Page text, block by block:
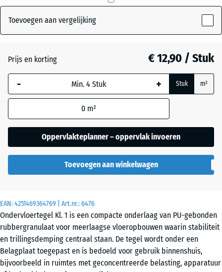
EAN:4251469364769 | Art.nr.:6476
Ondervloertegel Kl. 1 is een compacte onderlaag van PU-gebonden
rubbergranulaat voor meerlaagse vloeropbouwen waarin stabiliteit
en trillingsdemping centraal staan. De tegel wordt onder een
Belagplaat toegepast en is bedoeld voor gebruik binnenshuis,
bijvoorbeeld in ruimtes met geconcentreerde belasting, apparatuur
x
520
De geselecteerde,
blauw omlijnde
afmeting wordt
behoefteberekening
(tenzij anders
aangegeven in de
productgegevens).
52
52
x
2,8
cm
Toevoegen aan vergelijking
Prijs en korting € 12,90 / Stuk
- + Stuk m²
0 m²
Oppervlakteplanner – oppervlak invoeren
Toevoegen aan winkelwagen